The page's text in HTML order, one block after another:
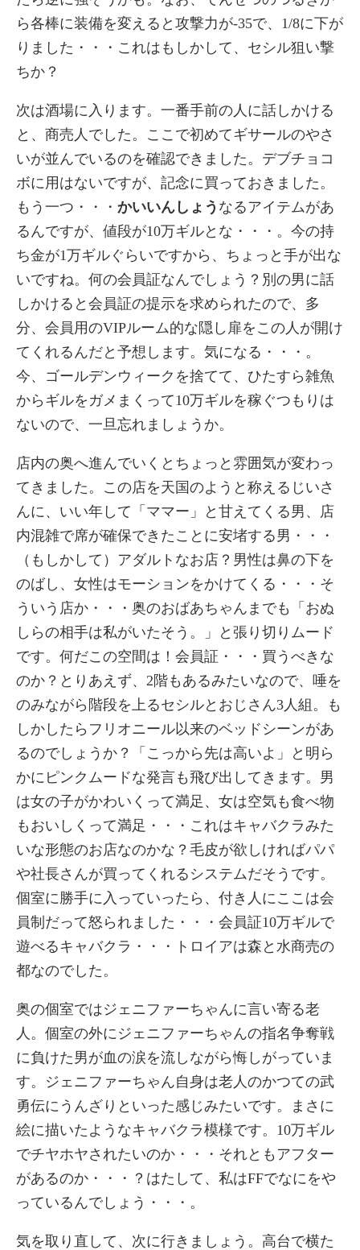
ら各棒に装備を変えると攻撃力が-35で、1/8に下が
りました・・・これはもしかして、セシル狙い撃
ちか？
次は酒場に入ります。一番手前の人に話しかける
と、商売人でした。ここで初めてギサールのやさ
いが並んでいるのを確認できました。デブチョコ
ボに用はないですが、記念に買っておきました。
もう一つ・・・ かいいんしょう なるアイテムがあ
るんですが、値段が10万ギルとな・・・。今の持
ち金が1万ギルぐらいですから、ちょっと手が出な
いですね。何の会員証なんでしょう？別の男に話
しかけると会員証の提示を求められたので、多
分、会員用のVIPルーム的な隠し扉をこの人が開け
てくれるんだと予想します。気になる・・・。
今、ゴールデンウィークを捨てて、ひたすら雑魚
からギルをガメまくって10万ギルを稼ぐつもりは
ないので、一旦忘れましょうか。
店内の奥へ進んでいくとちょっと雰囲気が変わっ
てきました。この店を天国のようと称えるじいさ
んに、いい年して「ママー」と甘えてくる男、店
内混雑で席が確保できたことに安堵する男・・・
（もしかして）アダルトなお店？男性は鼻の下を
のばし、女性はモーションをかけてくる・・・そ
ういう店か・・・奥のおばあちゃんまでも「おぬ
しらの相手は私がいたそう。」と張り切りムード
です。何だこの空間は！会員証・・・買うべきな
のか？とりあえず、2階もあるみたいなので、唾を
のみながら階段を上るセシルとおじさん3人組。も
しかしたらフリオニール以来のベッドシーンがあ
るのでしょうか？「こっから先は高いよ」と明ら
かにピンクムードな発言も飛び出してきます。男
は女の子がかわいくって満足、女は空気も食べ物
もおいしくって満足・・・これはキャバクラみた
いな形態のお店なのかな？毛皮が欲しければパパ
や社長さんが買ってくれるシステムだそうです。
個室に勝手に入っていったら、付き人にここは会
員制だって怒られました・・・会員証10万ギルで
遊べるキャバクラ・・・トロイアは森と水商売の
都なのでした。
奥の個室ではジェニファーちゃんに言い寄る老
人。個室の外にジェニファーちゃんの指名争奪戦
に負けた男が血の涙を流しながら悔しがっていま
す。ジェニファーちゃん自身は老人のかつての武
勇伝にうんざりといった感じみたいです。まさに
絵に描いたようなキャバクラ模様です。10万ギル
でチヤホヤされたいのか・・・それともアフター
があるのか・・・？はたして、私はFFでなにをや
っているんでしょう・・・。
気を取り直して、次に行きましょう。高台で横た